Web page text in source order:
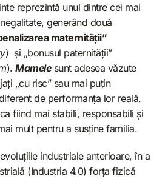
reprezintă unul dintre cei mai
generând două
maternității”
) și „bonusul paternității”
). Mamelesunt adesea văzute
„cu risc” sau mai puțin
de performanța lor reală.
fiind mai stabili, responsabili și
mult pentru a susține familia.
industriale anterioare, în a
(Industria 4.0) forța fizică